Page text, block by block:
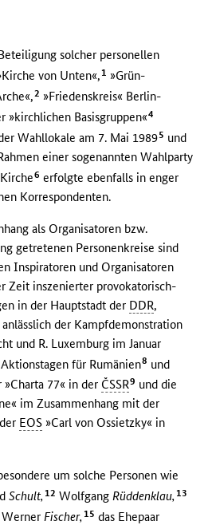
solcher personellen
von Unten«,1 »Grün-
2 »Friedenskreis« Berlin-
»kirchlichen Basisgruppen«4
Wahllokale am 7. Mai 19895 und
einer sogenannten Wahlparty
6 erfolgte ebenfalls in enger
Korrespondenten.
als Organisatoren bzw.
getretenen Personenkreise sind
Inspiratoren und Organisatoren
Zeit inszenierter provokatorisch-
in der Hauptstadt der DDR,
der Kampfdemonstration
und R. Luxemburg im Januar
für Rumänien8 und
77« in der ČSSR9 und die
im Zusammenhang mit der
EOS »Carl von Ossietzky« in
um solche Personen wie
Schult,12 WolfgangRüddenklau,13
Werner Fischer, 15 das Ehepaar